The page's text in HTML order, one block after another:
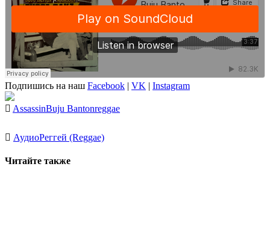
Подпишись на наш Facebook | VK | Instagram
AssassinBuju Bantonreggae
АудиоРеггей (Reggae)
Читайте также